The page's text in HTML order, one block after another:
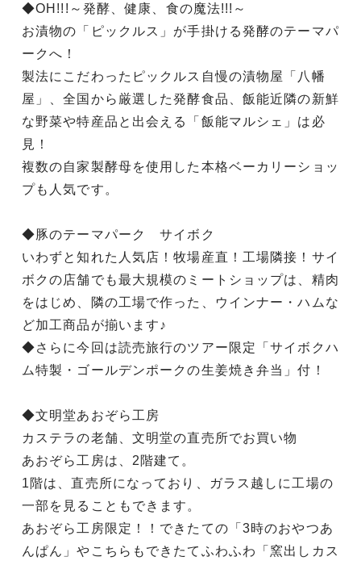
◆OH!!!～発酵、健康、食の魔法!!!～
お漬物の「ピックルス」が手掛ける発酵のテーマパ
ークへ！
製法にこだわったピックルス自慢の漬物屋「八幡
屋」、全国から厳選した発酵食品、飯能近隣の新鮮
な野菜や特産品と出会える「飯能マルシェ」は必
見！
複数の自家製酵母を使用した本格ベーカリーショッ
プも人気です。
◆豚のテーマパーク サイボク
いわずと知れた人気店！牧場産直！工場隣接！サイ
ボクの店舗でも最大規模のミートショップは、精肉
をはじめ、隣の工場で作った、ウインナー・ハムな
ど加工商品が揃います♪
◆さらに今回は読売旅行のツアー限定「サイボクハ
ム特製・ゴールデンポークの生姜焼き弁当」付！
◆文明堂あおぞら工房
カステラの老舗、文明堂の直売所でお買い物
あおぞら工房は、2階建て。
1階は、直売所になっており、ガラス越しに工場の
一部を見ることもできます。
あおぞら工房限定！！できたての「3時のおやつあ
んぱん」やこちらもできたてふわふわ「窯出しカス